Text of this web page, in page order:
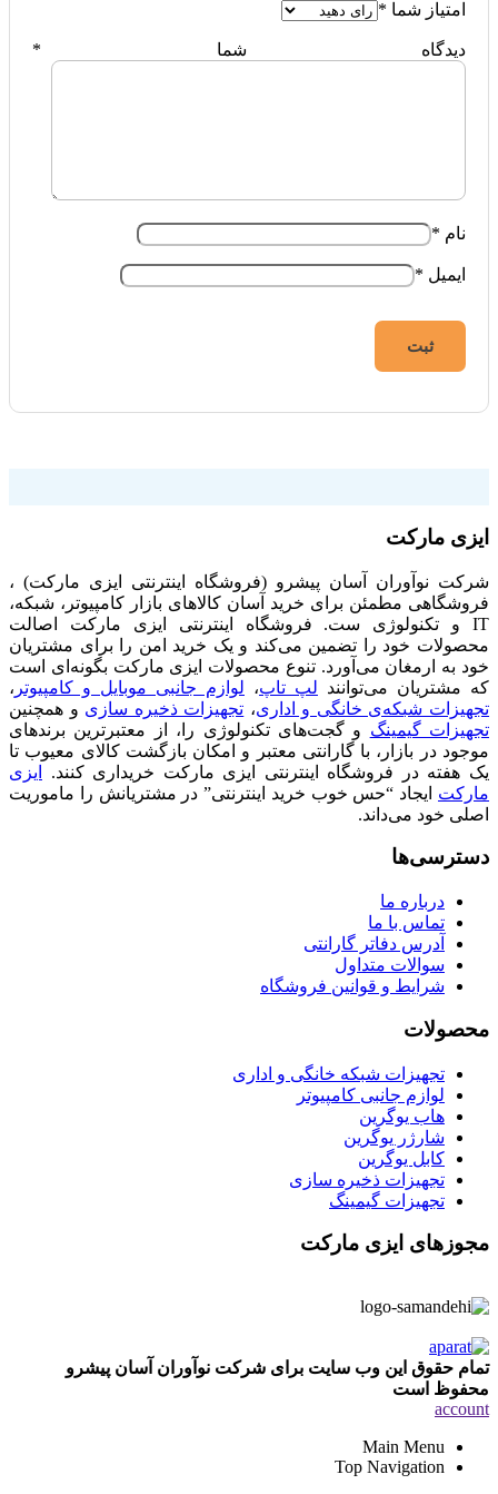
امتیاز شما *
دیدگاه شما *
نام *
ایمیل *
ایزی مارکت
شرکت نوآوران آسان پیشرو (فروشگاه اینترنتی ایزی مارکت) ،
فروشگاهی مطمئن برای خرید آسان کالاهای بازار کامپیوتر، شبکه،
IT و تکنولوژی ست. فروشگاه اینترنتی ایزی مارکت اصالت
محصولات خود را تضمین می‌کند و یک خرید امن را برای مشتریان
خود به ارمغان می‌آورد. تنوع محصولات ایزی مارکت بگونه‌ای است
که مشتریان می‌توانند لپ تاپ، لوازم جانبی موبایل و کامپیوتر ،
تجهیزات شبکه‌ی خانگی و اداری، تجهیزات ذخیره سازی و همچنین
تجهیزات گیمینگ و گجت‌های تکنولوژی را، از معتبرترین برندهای
موجود در بازار، با گارانتی معتبر و امکان بازگشت کالای معیوب تا
یک هفته در فروشگاه اینترنتی ایزی مارکت خریداری کنند.
ایزی
مارکت ایجاد “حس خوب خرید اینترنتی” در مشتریانش را ماموریت
اصلی خود می‌داند.
دسترسی‌ها
درباره ما
تماس با ما
آدرس دفاتر گارانتی
سوالات متداول
شرایط و قوانین فروشگاه
محصولات
تجهیزات شبکه خانگی و اداری
لوازم جانبی کامپیوتر
هاب یوگرین
شارژر یوگرین
کابل یوگرین
تجهیزات ذخیره سازی
تجهیزات گیمینگ
مجوزهای ایزی مارکت
تمام حقوق این وب سایت برای شرکت نوآوران آسان پیشرو
محفوظ است
account
Main Menu
Top Navigation